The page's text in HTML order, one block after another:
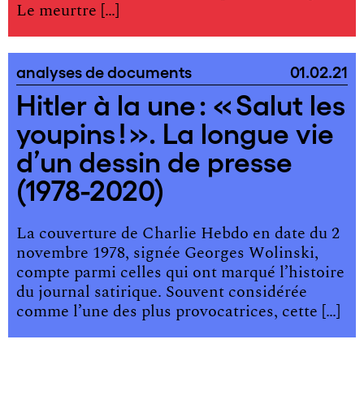
Le meurtre […]
analyses de documents 01.02.21
Hitler à la une : « Salut les
youpins ! ». La longue vie
d’un dessin de presse
(1978-2020)
La couverture de Charlie Hebdo en date du 2
novembre 1978, signée Georges Wolinski,
compte parmi celles qui ont marqué l’histoire
du journal satirique. Souvent considérée
comme l’une des plus provocatrices, cette […]